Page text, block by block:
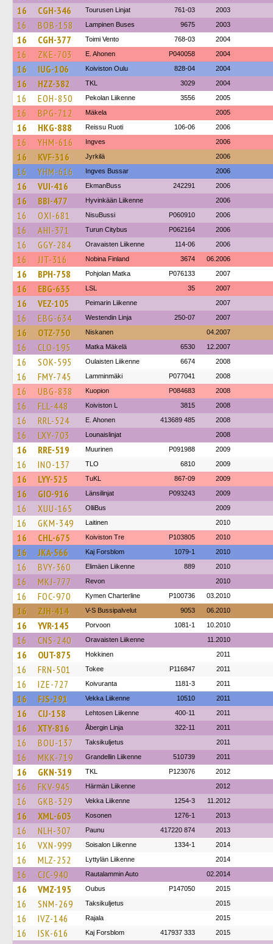
16 CGH-346 Tourusen Linjat 761-03 2003
16 BOB-158 Lampinen Buses 9675 2003
16 CGH-377 Toimi Vento 768-03 2004
16 ZKE-703 E. Ahonen P040058 2004
16 IUG-106 Koiviston Oulu 828-04 2004
16 HZZ-382 TKL 3029 2004
16 EOH-850 Pekolan Liikenne 3556 2005
16 BPG-712 Mäkela 2005
16 HKG-888 Reissu Ruoti 106-06 2006
16 YHM-616 Ingves 2006
16 KVF-316 Jyrkilä 2006
16 YHM-616 Ingves Bussar 2006
16 VUI-416 EkmanBuss 242291 2006
16 BBI-477 Hyvinkään Liikenne 2006
16 OXI-681 NisuBussi P060910 2006
16 AHI-371 Turun Citybus P062164 2006
16 GGY-284 Oravaisten Liikenne 114-06 2006
16 JJT-316 Nobina Finland 3674 06.2006
16 BPH-758 Pohjolan Matka P076133 2007
16 EBG-635 LSL 35 2007
16 VEZ-105 Peimarin Liikenne 2007
16 EBG-634 Westendin Linja 250-07 2007
16 OTZ-750 Niskanen 04.2007
16 CLO-195 Matka Mäkelä 6530 12.2007
16 SOK-595 Oulaisten Liikenne 6674 2008
16 FMY-745 Lamminmäki P077041 2008
16 UBG-838 Kuopion P084683 2008
16 FLL-448 Koiviston L 3815 2008
16 RRL-524 E. Ahonen 413689 485 2008
16 LXY-703 Lounaislinjat 2008
16 RRE-519 Muurinen P091988 2009
16 INO-137 TLO 6810 2009
16 LYY-525 TuKL 867-09 2009
16 GIO-916 Länsilinjat P093243 2009
16 XUU-165 OlliBus 2009
16 GKM-349 Laitinen 2010
16 CHL-675 Koiviston Tre P103805 2010
16 JKA-566 Kaj Forsblom 1079-1 2010
16 BVY-360 Elimäen Liikenne 889 2010
16 MKJ-777 Revon 2010
16 FOC-970 Kymen Charterline P100736 03.2010
16 ZJH-414 V-S Bussipalvelut 9053 06.2010
16 YVR-145 Porvoon 1081-1 10.2010
16 CNS-240 Oravaisten Liikenne 11.2010
16 OUT-875 Hokkinen 2011
16 FRN-501 Tokee P116847 2011
16 IZE-727 Koivuranta 1181-3 2011
16 FJS-291 Vekka Liikenne 10510 2011
16 CIJ-158 Lehtosen Liikenne 400-11 2011
16 XTY-816 Åbergin Linja 322-11 2011
16 BOU-137 Taksikuljetus 2011
16 MKK-719 Grandellin Liikenne 510739 2011
16 GKN-319 TKL P123076 2012
16 FKV-945 Härmän Liikenne 2012
16 GKB-329 Vekka Liikenne 1254-3 11.2012
16 XML-603 Kosonen 1276-1 2013
16 NLH-307 Paunu 417220 874 2013
16 VXN-999 Soisalon Liikenne 1334-1 2014
16 MLZ-252 Lyttylän Liikenne 2014
16 CJC-940 Rautalammin Auto 02.2014
16 VMZ-195 Oubus P147050 2015
16 SNM-269 Taksikuljetus 2015
16 IVZ-146 Rajala 2015
16 ISK-616 Kaj Forsblom 417937 333 2015